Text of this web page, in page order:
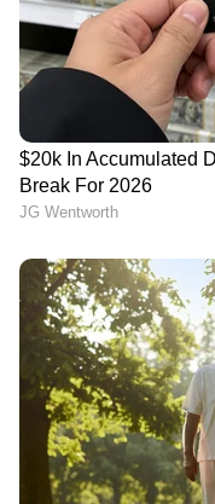
കാൻസർ
കഴിക്കേണ്ടതും
ഭക്ഷണങ്ങൾ